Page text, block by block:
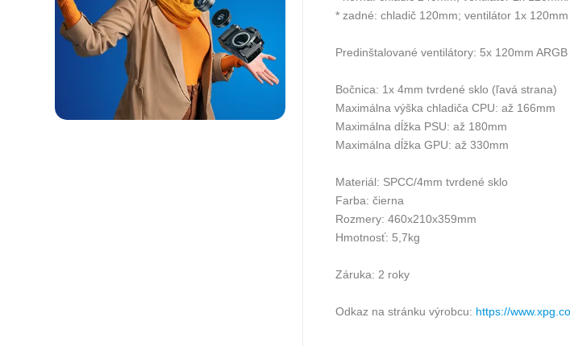
* zadné: chladič 120mm; ventilátor 1x 120mm
Predinštalované ventilátory: 5x 120mm
Bočnica: 1x 4mm tvrdené sklo (ľavá strana)
Maximálna výška chladiča CPU: až 166mm
Maximálna dĺžka PSU: až 180mm
Maximálna dĺžka GPU: až 330mm
Materiál: SPCC/4mm tvrdené sklo
Farba: čierna
Rozmery: 460x210x359mm
Hmotnosť: 5,7kg
Záruka: 2 roky
Odkaz na stránku výrobcu: https://